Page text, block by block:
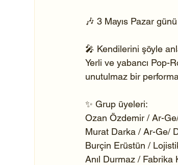
🎶 3 Mayıs Pazar
🎤 Kendilerini şöyle
Yerli ve yabancı Pop-
unutulmaz bir
✨ Grup üyeleri:
Ozan Özdemir / Ar-
Murat Darka / Ar-Ge/
Burçin Erüstün /
Anıl Durmaz /